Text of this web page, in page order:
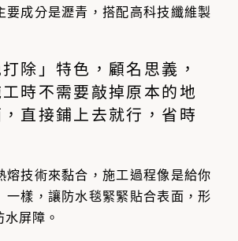
要成分是瀝青，搭配高科技纖維製
除」特色，顧名思義，
時不需要敲掉原本的地
直接鋪上去就行，省時
熔技術來黏合，施工過程像是給你
一樣，讓防水毯緊緊貼合表面，形
屏障。